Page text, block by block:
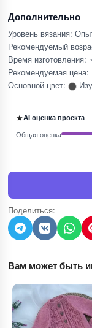
Дополнительно
Уровень вязания:
Рекомендуемый
Время изготовления:
Рекомендуемая цена:
Основной цвет:
★AI оценка проекта
Общая оценка
Поделиться:
Вам может быть